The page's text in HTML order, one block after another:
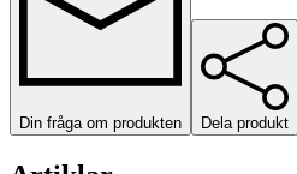
Din fråga om produkten Dela produkt